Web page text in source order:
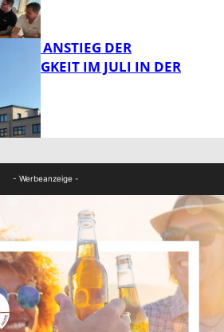
ANSTIEG DER
IM JULI IN DER
- Werbeanzeige -